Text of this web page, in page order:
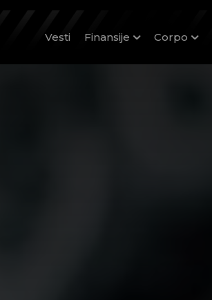
Vesti Finansije Corpo